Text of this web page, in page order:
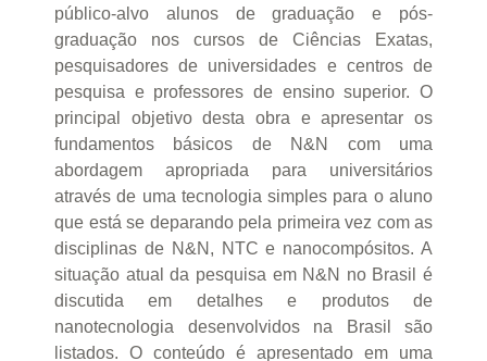
público-alvo alunos de graduação e pós-
graduação nos cursos de Ciências Exatas,
pesquisadores de universidades e centros de
pesquisa e professores de ensino superior. O
principal objetivo desta obra e apresentar os
fundamentos básicos de N&N com uma
abordagem apropriada para universitários
através de uma tecnologia simples para o aluno
que está se deparando pela primeira vez com as
disciplinas de N&N, NTC e nanocompósitos. A
situação atual da pesquisa em N&N no Brasil é
discutida em detalhes e produtos de
nanotecnologia desenvolvidos na Brasil são
listados. O conteúdo é apresentado em uma